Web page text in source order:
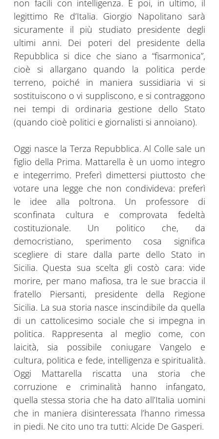
non facili con intelligenza. E poi, in ultimo, il
legittimo Re d’Italia. Giorgio Napolitano sarà
sicuramente il più studiato presidente degli
ultimi anni. Dei poteri del presidente della
Repubblica si dice che siano a “fisarmonica”,
cioè si allargano quando la politica perde
terreno, poiché in maniera sussidiaria vi si
sostituiscono o vi suppliscono, e si contraggono
nei tempi di ordinaria gestione dello Stato
(quando cioè politici e giornalisti si annoiano).
Oggi nasce la Terza Repubblica. Al Colle sale un
figlio della Prima. Mattarella è un uomo integro
e integerrimo. Preferì dimettersi piuttosto che
votare una legge che non condivideva: preferì
le idee alla poltrona. Un professore di
sconfinata cultura e comprovata fedeltà
costituzionale. Un politico che, da
democristiano, sperimento cosa significa
scegliere di stare dalla parte dello Stato in
Sicilia. Questa sua scelta gli costò cara: vide
morire, per mano mafiosa, tra le sue braccia il
fratello Piersanti, presidente della Regione
Sicilia. La sua storia nasce inscindibile da quella
di un cattolicesimo sociale che si impegna in
politica. Rappresenta al meglio come, con
laicità, sia possibile coniugare Vangelo e
cultura, politica e fede, intelligenza e spiritualità.
Oggi Mattarella riscatta una storia che
corruzione e criminalità hanno infangato,
quella stessa storia che ha dato all’Italia uomini
che in maniera disinteressata l’hanno rimessa
in piedi. Ne cito uno tra tutti: Alcide De Gasperi.